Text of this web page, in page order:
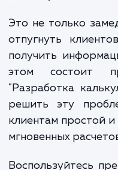
ваши клиенты
переписку или
для получения
Это не только
отпугнуть
получить
этом
"Разработка